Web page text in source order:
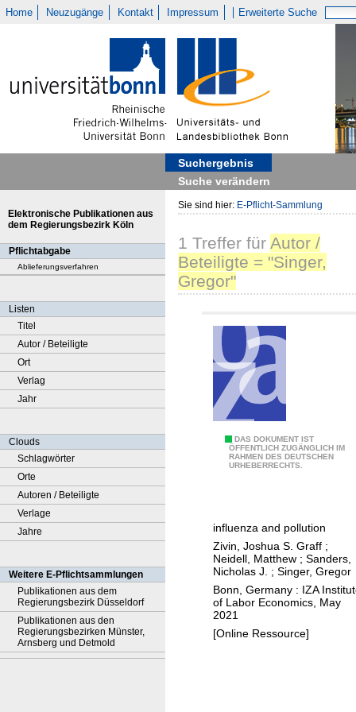
Home Neuzugänge Kontakt Impressum Erweiterte Suche
Suchergebnis
Suche verändern
Elektronische Publikationen aus
dem Regierungsbezirk Köln
Pflichtabgabe
Ablieferungsverfahren
Listen
Titel
Autor / Beteiligte
Ort
Verlag
Jahr
Clouds
Schlagwörter
Orte
Autoren / Beteiligte
Verlage
Jahre
Weitere E-Pflichtsammlungen
Publikationen aus dem
Regierungsbezirk Düsseldorf
Publikationen aus den
Regierungsbezirken Münster,
Arnsberg und Detmold
Sie sind hier: E-Pflicht-Sammlung
1 Treffer für Autor /
Beteiligte = "Singer,
Gregor"
DAS DOKUMENT IST
ÖFFENTLICH ZUGÄNGLICH IM
RAHMEN DES DEUTSCHEN
URHEBERRECHTS.
W
x
t
e
r
n
a
l
influenza and pollution
Zivin, Joshua S. Graff ;
Neidell, Matthew ; Sanders,
Nicholas J.
; Singer, Gregor
Bonn, Germany : IZA
of Labor Economics, May
2021
[Online Ressource]